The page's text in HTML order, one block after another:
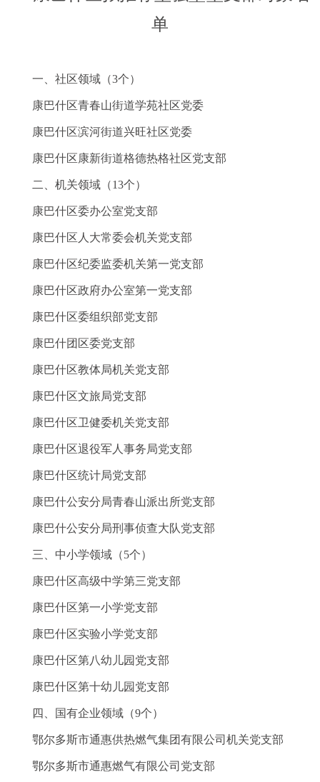
单
一、社区领域（3个）
康巴什区青春山街道学苑社区党委
康巴什区滨河街道兴旺社区党委
康巴什区康新街道格德热格社区党支部
二、机关领域（13个）
康巴什区委办公室党支部
康巴什区人大常委会机关党支部
康巴什区纪委监委机关第一党支部
康巴什区政府办公室第一党支部
康巴什区委组织部党支部
康巴什团区委党支部
康巴什区教体局机关党支部
康巴什区文旅局党支部
康巴什区卫健委机关党支部
康巴什区退役军人事务局党支部
康巴什区统计局党支部
康巴什公安分局青春山派出所党支部
康巴什公安分局刑事侦查大队党支部
三、中小学领域（5个）
康巴什区高级中学第三党支部
康巴什区第一小学党支部
康巴什区实验小学党支部
康巴什区第八幼儿园 党支部
康巴什区第十幼儿园 党支部
四、国有企业领域（9个）
鄂尔多斯市通惠供热燃气集团有限公司机关党支部
鄂尔多斯市通惠燃气有限公司 党支部